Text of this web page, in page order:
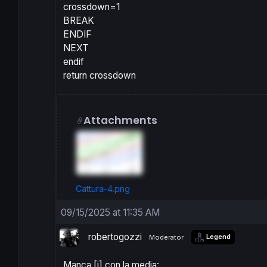
crossdown=1
BREAK
ENDIF
NEXT
endif
return crossdown
Attachments
Cattura-4.png
09/15/2025 at 11:35 AM
robertogozzi Moderator Legend